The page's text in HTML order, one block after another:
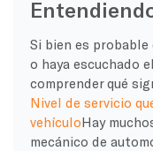
Si bien es
o haya escuchado
comprender qué
Nivel de servicio
vehículoHay
mecánico de